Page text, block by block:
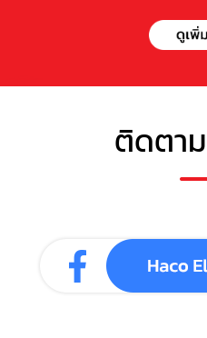
ติดตาม